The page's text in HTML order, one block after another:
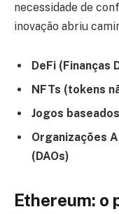
necessidade de
inovação abriu
DeFi (Finanças
NFTs (tokens
Jogos
Organizações
(DAOs)
Ethereum: o